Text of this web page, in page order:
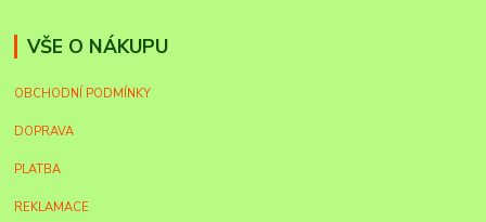
VŠE O NÁKUPU
OBCHODNÍ PODMÍNKY
DOPRAVA
PLATBA
REKLAMACE